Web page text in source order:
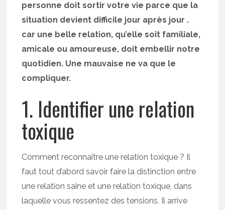
personne doit sortir votre vie parce que la
situation devient difficile jour après jour .
car une belle relation, qu’elle soit familiale,
amicale ou amoureuse, doit embellir notre
quotidien. Une mauvaise ne va que le
compliquer.
1. Identifier une relation
toxique
Comment reconnaître une relation toxique ? Il
faut tout d’abord savoir faire la distinction entre
une relation saine et une relation toxique, dans
laquelle vous ressentez des tensions. Il arrive